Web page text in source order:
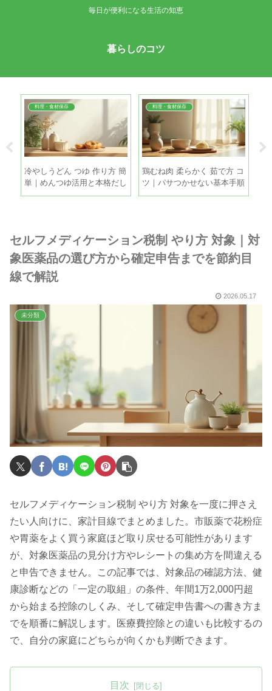
毎日が便利になる生活の知恵
暮らしのコツ
料理・食材保存
冷やしうどん つゆ 作り方 簡
単｜めんつゆ活用と本格だし
を5分で
料理・食材保存
鶏むね肉 柔らかく 茹で方 コ
ツ｜パサつかせない基本手順
とちょい足しテク
セルフメディケーション税制 やり方 対象｜対
象医薬品の選び方から確定申告までを節約目
線で解説
2026.05.17
未分類
セルフメディケーション税制 やり方 対象を一度に押さえ
たい人向けに、家計目線でまとめました。市販薬で花粉症
や胃薬をよく買う家庭ほど取り戻せる可能性があります
が、対象医薬品の見分け方やレシートの集め方を間違える
と申告できません。この記事では、対象品の確認方法、健
康診断などの「一定の取組」の条件、年間1万2,000円超
から始まる控除のしくみ、そして確定申告書への書き方ま
でを順番に解説します。医療費控除との違いも比較するの
で、自分の家庭にどちらが向くかも判断できます。
目次